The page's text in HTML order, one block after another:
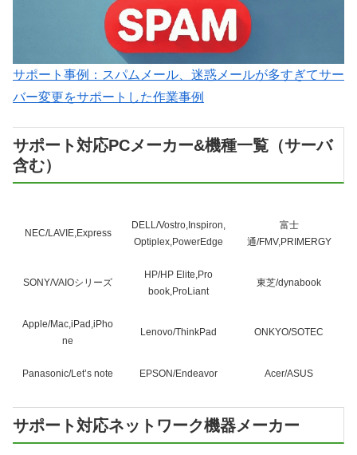
サポート事例：スパムメール、迷惑メールが多すぎてサー
バー変更をサポートした作業事例
サポート対応PCメーカー&機種一覧（サーバ
含む）
NEC/LAVIE,Express
DELL/Vostro,Inspiron,
Optiplex,PowerEdge
富士
通/FMV,PRIMERGY
SONY/VAIOシリーズ
HP/HP Elite,Pro
book,ProLiant
東芝/dynabook
Apple/Mac,iPad,iPho
ne
Lenovo/ThinkPad ONKYO/SOTEC
Panasonic/Let’s note EPSON/Endeavor Acer/ASUS
サポート対応ネットワーク機器メーカー